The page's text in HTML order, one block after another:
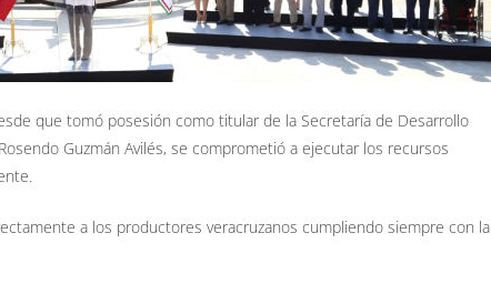
que tomó posesión como titular de la Secretaría de Desarrollo
Guzmán Avilés, se comprometió a ejecutar los recursos
a los productores veracruzanos cumpliendo siempre con la